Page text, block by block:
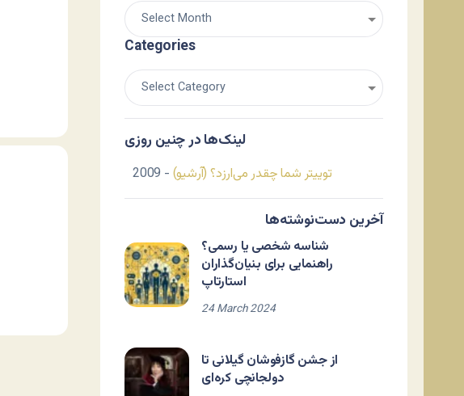
Categories
لینک‌ها در چنین روزی
توییتر شما چقدر می‌ارزد؟ (آرشیو) - 2009
آخرین دست‌نوشته‌ها
شناسه شخصی یا رسمی؟
راهنمایی برای بنیان‌گذاران
استارتاپ
24 March 2024
از جشن گازفوشان گیلانی تا
دولجانچی کره‌ای